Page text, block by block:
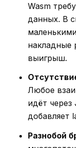
Wasm
данных. В
накладные
выигрыш.
Любое
идёт через
добавляет
Разнобой